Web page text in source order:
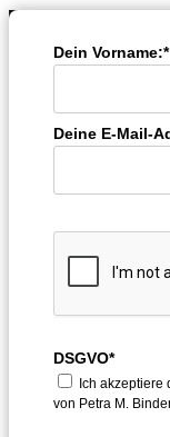
Dein Vorname:*
Deine E-Mail-
DSGVO*
Ich akzeptiere
von Petra M.